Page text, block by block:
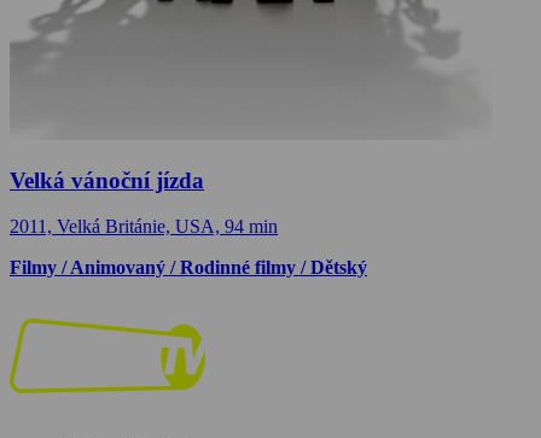
Velká vánoční jízda
2011, Velká Británie, USA, 94 min
Filmy / Animovaný / Rodinné filmy / Dětský